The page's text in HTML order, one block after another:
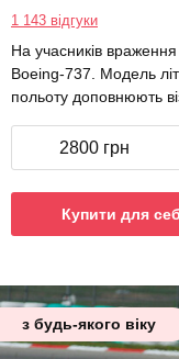
1 143 відгуки
На учасників враження
Boeing-737. Модель
польоту доповнюють
2800 грн
Купити для
з будь-якого віку